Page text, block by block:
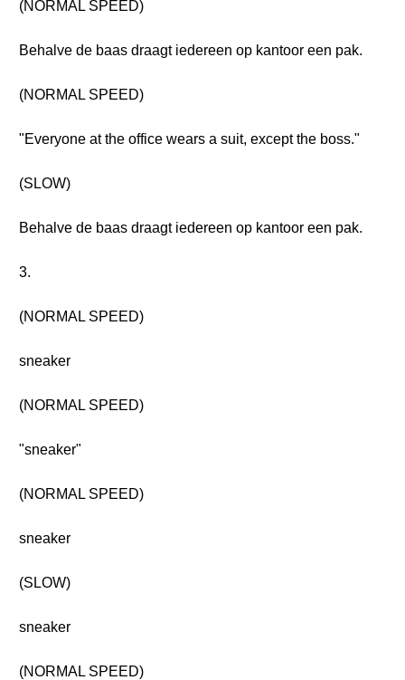
(NORMAL SPEED)
Behalve de baas draagt iedereen op kantoor een pak.
(NORMAL SPEED)
"Everyone at the office wears a suit, except the boss."
(SLOW)
Behalve de baas draagt iedereen op kantoor een pak.
3.
(NORMAL SPEED)
sneaker
(NORMAL SPEED)
"sneaker"
(NORMAL SPEED)
sneaker
(SLOW)
sneaker
(NORMAL SPEED)